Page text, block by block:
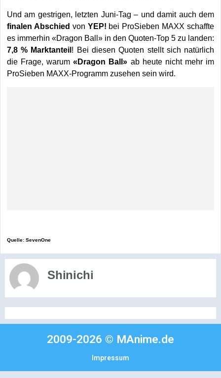
Und am gestrigen, letzten Juni-Tag – und damit auch dem
finalen Abschied von YEP! bei ProSieben MAXX schaffte
es immerhin «Dragon Ball» in den Quoten-Top 5 zu landen:
7,8 % Marktanteil ! Bei diesen Quoten stellt sich natürlich
die Frage, warum«Dragon Ball» ab heute nicht mehr im
ProSieben MAXX-Programm zusehen sein wird.
Quelle: SevenOne
Shinichi
2009-2026 © MAnime.de
Impressum